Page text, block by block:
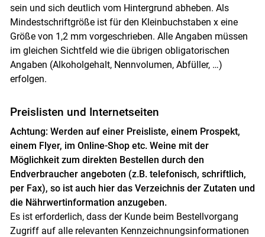
sein und sich deutlich vom Hintergrund abheben. Als
Mindestschriftgröße ist für den Kleinbuchstaben x eine
Größe von 1,2 mm vorgeschrieben. Alle Angaben müssen
im gleichen Sichtfeld wie die übrigen obligatorischen
Angaben (Alkoholgehalt, Nennvolumen, Abfüller, …)
erfolgen.
Preislisten und Internetseiten
Achtung: Werden auf einer Preisliste, einem Prospekt,
einem Flyer, im Online-Shop etc. Weine mit der
Möglichkeit zum direkten Bestellen durch den
Endverbraucher angeboten (z.B. telefonisch, schriftlich,
per Fax), so ist auch hier das Verzeichnis der Zutaten und
die Nährwertinformation anzugeben.
Es ist erforderlich, dass der Kunde beim Bestellvorgang
Zugriff auf alle relevanten Kennzeichnungsinformationen